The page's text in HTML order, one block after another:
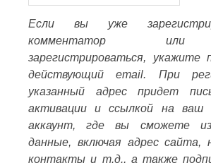
Если вы уже
комментатор
зарегистрироваться, укажите
действующий email. При
указанный адрес придет
активации и ссылкой на ваш
аккаунт, где вы сможете
данные, включая адрес сайта,
контакты и т.д., а также